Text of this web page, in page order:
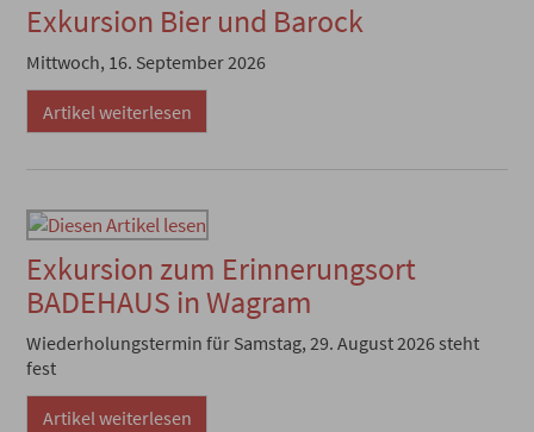
Exkursion Bier und Barock
Mittwoch, 16. September 2026
Artikel weiterlesen
Exkursion zum Erinnerungsort
BADEHAUS in Wagram
Wiederholungstermin für Samstag, 29. August 2026 steht
fest
Artikel weiterlesen